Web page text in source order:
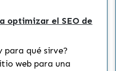
optimizar el SEO de
para qué sirve?
web para una